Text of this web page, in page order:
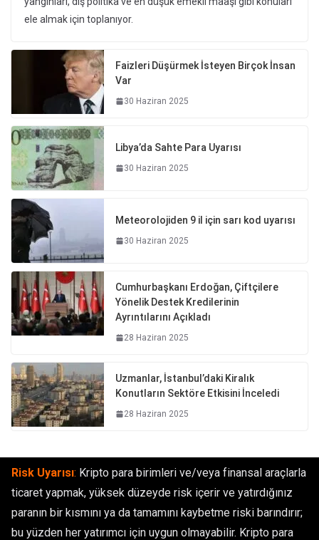
ele almak için toplanıyor.
Faizleri Düşürmek İsteyen Birçok İnsan
Var
30 Haziran 2025
Libya’da Sahte Para Uyarısı
30 Haziran 2025
Meteorolojiden 9 il için sarı kod uyarısı
30 Haziran 2025
Cumhurbaşkanı Erdoğan, Çiftçilere
Yönelik Destek Kredilerinin
Ayrıntılarını Açıkladı
28 Haziran 2025
Uzmanlar, İstanbul’daki Kiralık
Konutların Sektöre Etkisini İnceledi
28 Haziran 2025
Risk Uyarısı: Kripto para birimleri ve/veya finansal araçlarla
ticaret yapmak, yüksek düzeyde risk içerir ve yatırdığınız
paranın bir kısmını ya da tamamını kaybetme riski barındırır;
bu yüzden her yatırımcı için uygun olmayabilir. Kripto para